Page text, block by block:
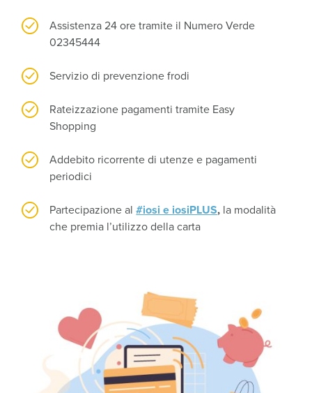
Assistenza 24 ore tramite il Numero Verde
02345444
Servizio di prevenzione frodi
Rateizzazione pagamenti tramite Easy
Shopping
Addebito ricorrente di utenze e pagamenti
periodici
Partecipazione al #iosi e iosiPLUS, la modalità
che premia l’utilizzo della carta